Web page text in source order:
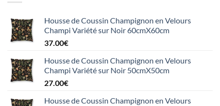
Housse de Coussin Champignon en Velours
Champi Variété sur Noir 60cmX60cm
37.00€
Housse de Coussin Champignon en Velours
Champi Variété sur Noir 50cmX50cm
27.00€
Housse de Coussin Champignon en Velours